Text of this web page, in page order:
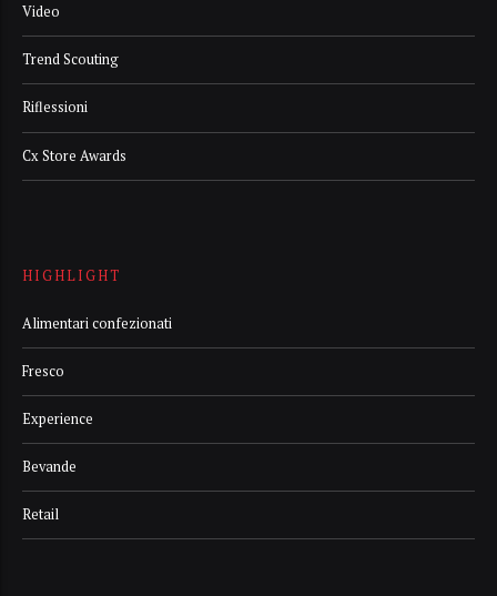
Video
Trend Scouting
Riflessioni
Cx Store Awards
HIGHLIGHT
Alimentari confezionati
Fresco
Experience
Bevande
Retail